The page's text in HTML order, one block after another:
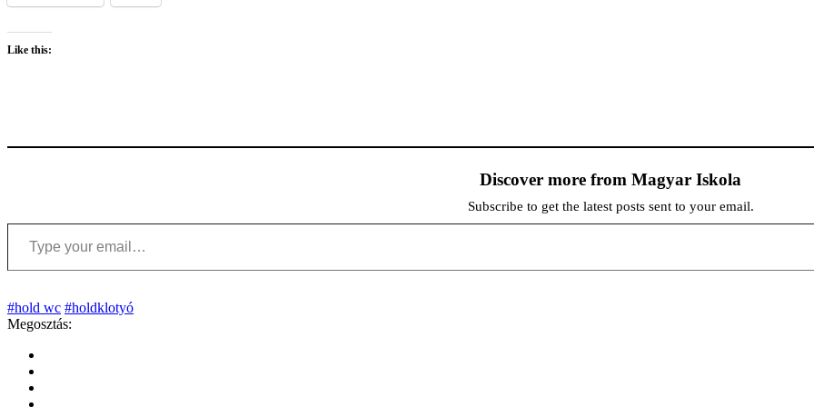
Like this:
Discover more from Magyar Iskola
Subscribe to get the latest posts sent to your email.
Type your email…
#hold wc #holdklotyó
Megosztás: